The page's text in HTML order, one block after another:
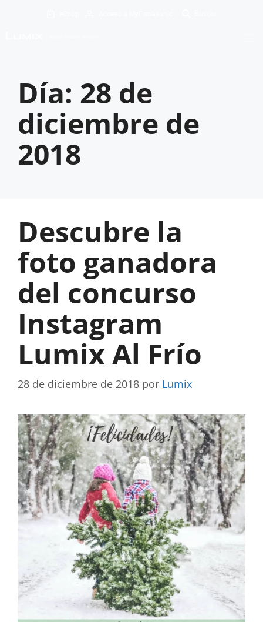
Día: 28 de
diciembre de
2018
Descubre la
foto ganadora
del concurso
Instagram
Lumix Al Frío
28 de diciembre de 2018 por Lumix